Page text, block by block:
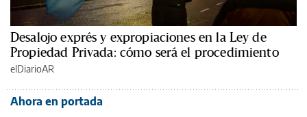
Desalojo exprés y expropiaciones en la Ley de
Propiedad Privada: cómo será el procedimiento
elDiarioAR
Ahora en portada